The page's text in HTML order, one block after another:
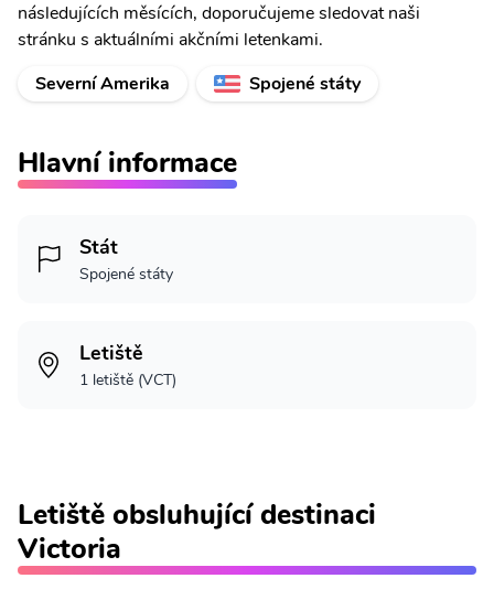
následujících měsících, doporučujeme sledovat naši
stránku s aktuálními akčními letenkami.
Severní Amerika
Spojené státy
Hlavní informace
Stát
Spojené státy
Letiště
1 letiště (VCT)
Letiště obsluhující destinaci
Victoria